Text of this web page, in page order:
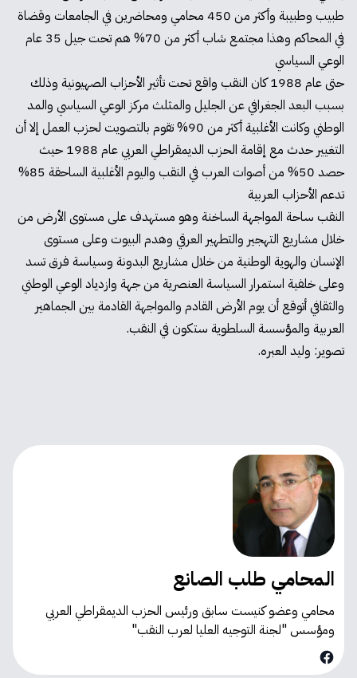
طبيب وطبيبة وأكثر من 450 محامي ومحاضرين في الجامعات وقضاة
في المحاكم وهذا مجتمع شاب أكثر من 70% هم تحت جيل 35 عام
الوعي السياسي
حتى عام 1988 كان النقب واقع تحت تأثير الأحزاب الصهيونية وذلك
بسبب البعد الجغرافي عن الجليل والمثلث مركز الوعي السياسي والمد
الوطني وكانت الأغلبية أكثر من 90% تقوم بالتصويت لحزب العمل إلا أن
التغيير حدث مع إقامة الحزب الديمقراطي العربي عام 1988 حيث
حصد 50% من أصوات العرب في النقب واليوم الأغلبية الساحقة 85%
تدعم الأحزاب العربية
النقب ساحة المواجهة الساخنة وهو مستهدف على مستوى الأرض من
خلال مشاريع التهجير والتطهير العرقي وهدم البيوت وعلى مستوى
الإنسان والهوية الوطنية من خلال مشاريع البدونة وسياسة فرق تسد
وعلى خلفية استمرار السياسة العنصرية من جهة وازدياد الوعي الوطني
والثقافي أتوقع أن يوم الأرض القادم والمواجهة القادمة بين الجماهير
العربية والمؤسسة السلطوية ستكون في النقب.
تصوير: وليد العبره.
المحامي طلب الصانع
محامي وعضو كنيست سابق ورئيس الحزب الديمقراطي العربي
ومؤسس "لجنة التوجيه العليا لعرب النقب"
Facebook